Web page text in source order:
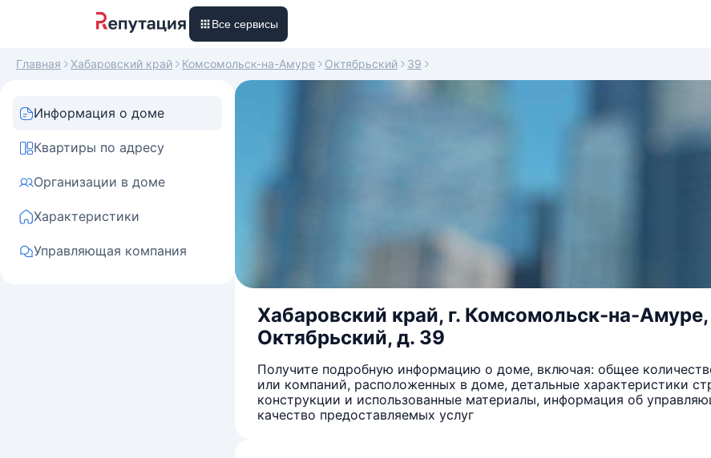
Все сервисы
Главная Хабаровский край Комсомольск-на-Амуре Октябрьский 39
Информация о доме
Квартиры по адресу
Организации в доме
Характеристики
Управляющая компания
Хабаровский край, г. Комсомольск-на-
Октябрьский, д. 39
Получите подробную информацию о доме, включая: общее
или компаний, расположенных в доме, детальные характеристики
конструкции и использованные материалы, информация об
качество предоставляемых услуг